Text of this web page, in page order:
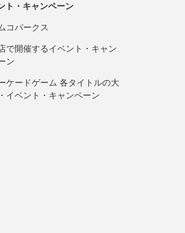
ト・キャンペーン
コパークス
で開催するイベント・キャン
ン
ケードゲーム 各タイトルの大
イベント・キャンペーン